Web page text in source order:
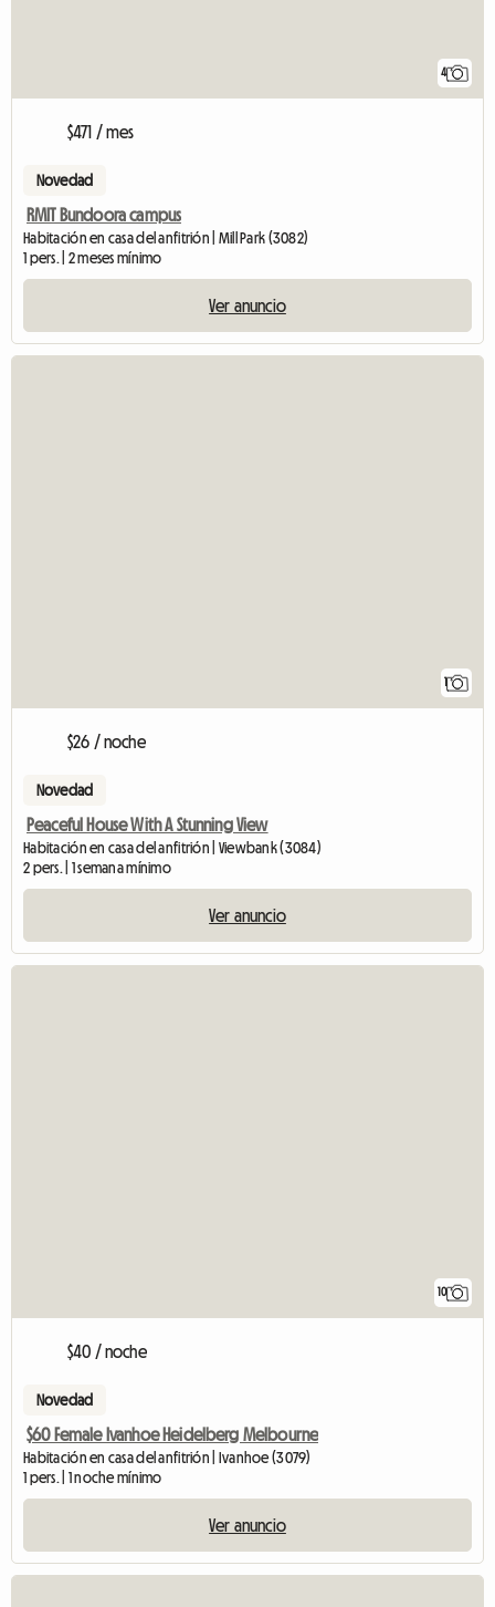
4
$471 / mes
Novedad
RMIT Bundoora campus
Habitación en casa del anfitrión | Mill Park (3082)
1 pers. | 2 meses mínimo
Ver anuncio
1
$26 / noche
Novedad
Peaceful House With A Stunning View
Habitación en casa del anfitrión | Viewbank (3084)
2 pers. | 1 semana mínimo
Ver anuncio
10
$40 / noche
Novedad
$60 Female Ivanhoe Heidelberg Melbourne
Habitación en casa del anfitrión | Ivanhoe (3079)
1 pers. | 1 noche mínimo
Ver anuncio